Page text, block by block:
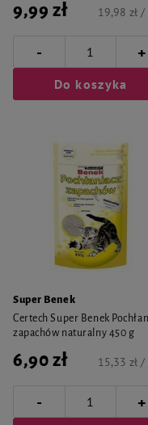
9,99 zł 19,98 zł /
- +
Do koszyka
Super Benek
Certech Super Benek
zapachów naturalny 450 g
6,90 zł 15,33 zł /
- +